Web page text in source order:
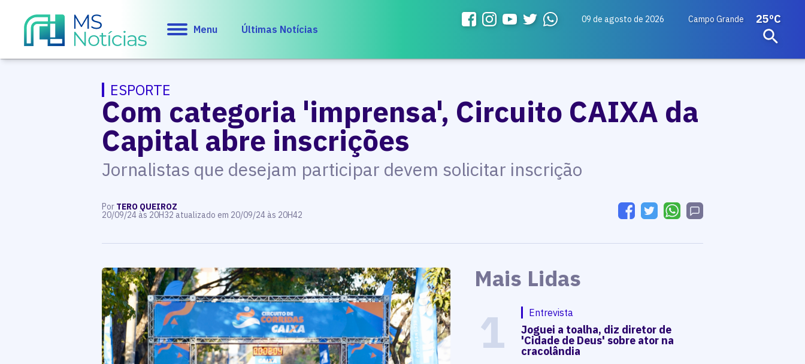
Menu Últimas Notícias
09 de agosto de 2026 Campo Grande 25ºC
ESPORTE
Com categoria 'imprensa', Circuito CAIXA da
Capital abre inscrições
Jornalistas que desejam participar devem solicitar inscrição
Por TERO QUEIROZ
20/09/24 às 20H32 atualizado em 20/09/24 às 20H42
Mais Lidas
1 Entrevista
Joguei a toalha, diz diretor de
'Cidade de Deus' sobre ator na
cracolândia